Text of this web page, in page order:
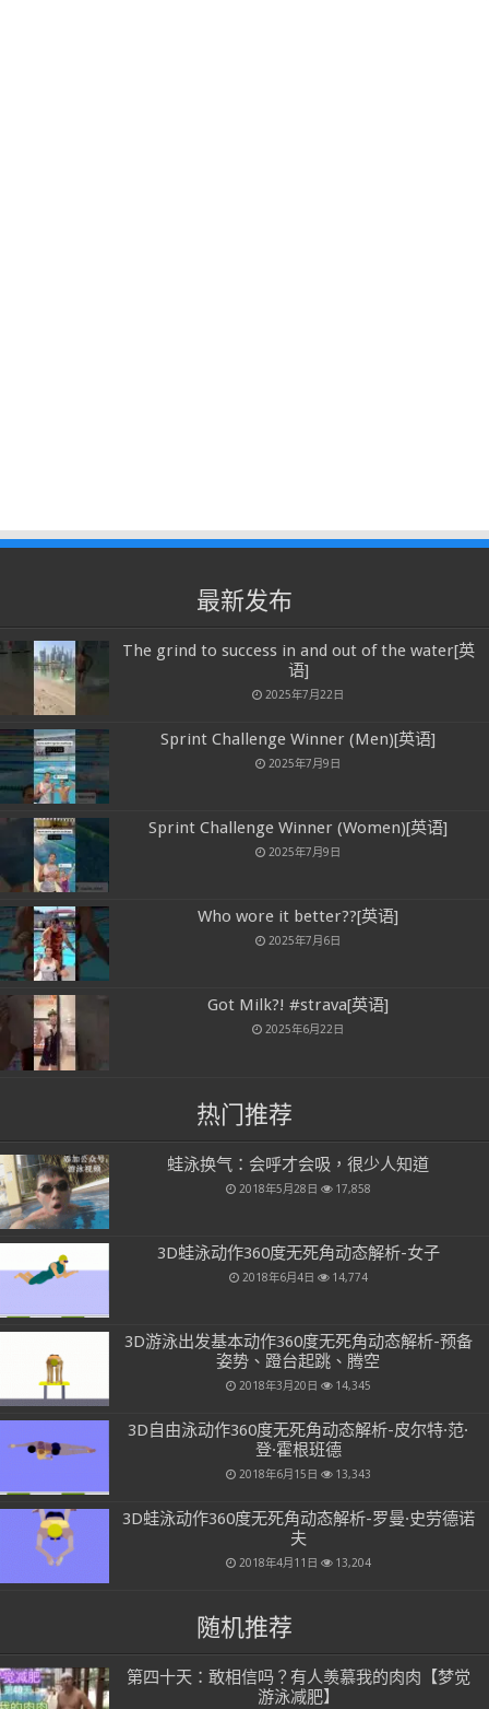
最新发布
The grind to success in and out of the water[英
语]
2025年7月22日
Sprint Challenge Winner (Men)[英语]
2025年7月9日
Sprint Challenge Winner (Women)[英语]
2025年7月9日
Who wore it better??[英语]
2025年7月6日
Got Milk?! #strava[英语]
2025年6月22日
热门推荐
蛙泳换气：会呼才会吸，很少人知道
2018年5月28日 17,858
3D蛙泳动作360度无死角动态解析-女子
2018年6月4日 14,774
3D游泳出发基本动作360度无死角动态解析-预备
姿势、蹬台起跳、腾空
2018年3月20日 14,345
3D自由泳动作360度无死角动态解析-皮尔特·范·
登·霍根班德
2018年6月15日 13,343
3D蛙泳动作360度无死角动态解析-罗曼·史劳德诺
夫
2018年4月11日 13,204
随机推荐
第四十天：敢相信吗？有人羡慕我的肉肉【梦觉
游泳减肥】